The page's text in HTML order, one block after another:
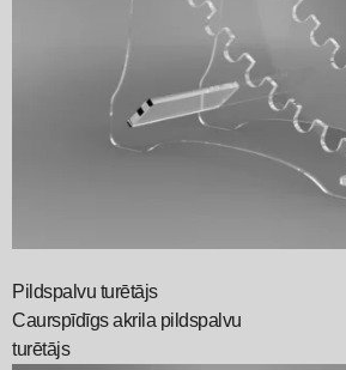
Pildspalvu turētājs
Caurspīdīgs akrila pildspalvu
turētājs